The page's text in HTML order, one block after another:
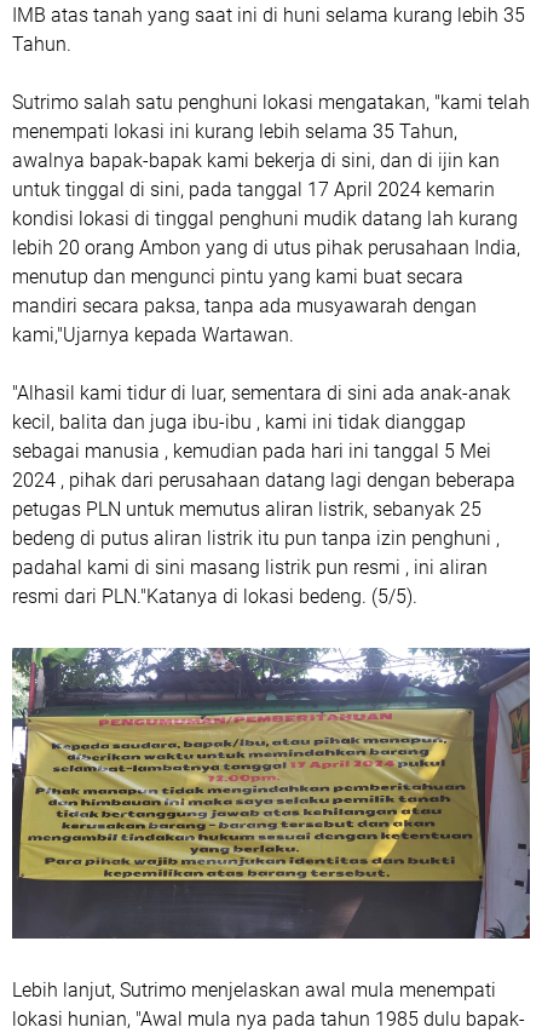
IMB atas tanah yang saat ini di huni selama kurang lebih 35
Tahun.
Sutrimo salah satu penghuni lokasi mengatakan, "kami telah
menempati lokasi ini kurang lebih selama 35 Tahun,
awalnya bapak-bapak kami bekerja di sini, dan di ijin kan
untuk tinggal di sini, pada tanggal 17 April 2024 kemarin
kondisi lokasi di tinggal penghuni mudik datang lah kurang
lebih 20 orang Ambon yang di utus pihak perusahaan India,
menutup dan mengunci pintu yang kami buat secara
mandiri secara paksa, tanpa ada musyawarah dengan
kami,"Ujarnya kepada Wartawan.
"Alhasil kami tidur di luar, sementara di sini ada anak-anak
kecil, balita dan juga ibu-ibu , kami ini tidak dianggap
sebagai manusia , kemudian pada hari ini tanggal 5 Mei
2024 , pihak dari perusahaan datang lagi dengan beberapa
petugas PLN untuk memutus aliran listrik, sebanyak 25
bedeng di putus aliran listrik itu pun tanpa izin penghuni ,
padahal kami di sini masang listrik pun resmi , ini aliran
resmi dari PLN."Katanya di lokasi bedeng. (5/5).
Lebih lanjut, Sutrimo menjelaskan awal mula menempati
lokasi hunian, "Awal mula nya pada tahun 1985 dulu bapak-